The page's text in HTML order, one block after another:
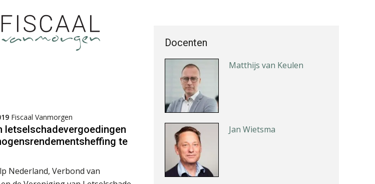
Fiscaal Vanmorgen
letselschadevergoedingen
te
Nederland, Verbond van
Docenten
Matthijs van Keulen
Jan Wietsma